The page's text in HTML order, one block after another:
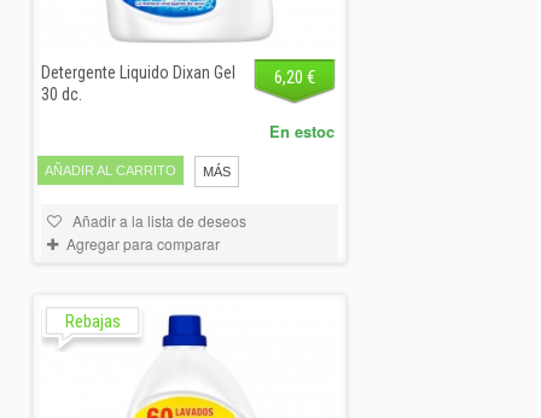
Detergente Liquido Dixan Gel
30 dc.
6,20 €
AÑADIR AL CARRITO MÁS
En estoc
Añadir a la lista de deseos
Agregar para comparar
Rebajas